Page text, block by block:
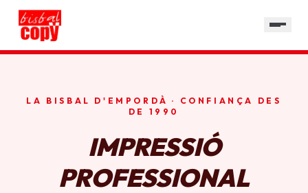
HORARI
LA BISBAL D'EMPORDÀ · CONFIANÇA DES
DE 1990
IMPRESSIÓ
PROFESSIONAL